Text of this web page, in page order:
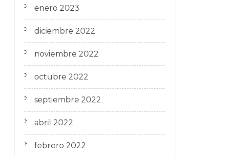
enero 2023
diciembre 2022
noviembre 2022
octubre 2022
septiembre 2022
abril 2022
febrero 2022